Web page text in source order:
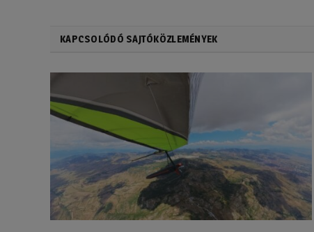
KAPCSOLÓDÓ SAJTÓKÖZLEMÉNYEK